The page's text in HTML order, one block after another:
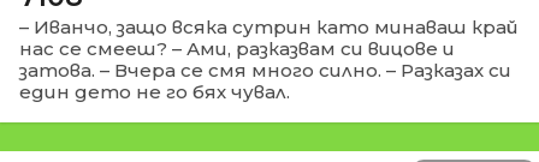
– Иванчо, защо всяка сутрин като минаваш край
нас се смееш? – Ами, разказвам си вицове и
затова. – Вчера се смя много силно. – Разказах си
един дето не го бях чувал.